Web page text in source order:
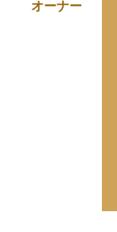
オーナー